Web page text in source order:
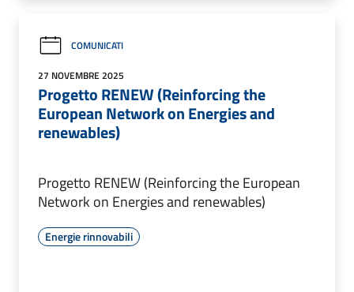
COMUNICATI
27 NOVEMBRE 2025
Progetto RENEW (Reinforcing the
European Network on Energies and
renewables)
Progetto RENEW (Reinforcing the European
Network on Energies and renewables)
Energie rinnovabili